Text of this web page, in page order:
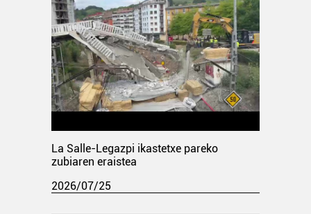
La Salle-Legazpi ikastetxe pareko
zubiaren eraistea
2026/07/25